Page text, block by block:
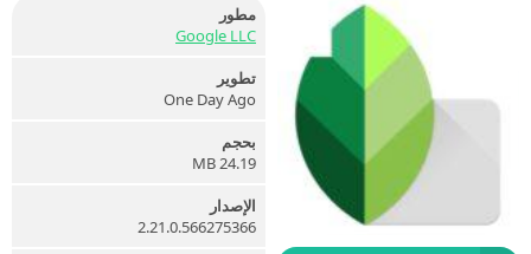
مطور
Google LLC
تطوير
One Day Ago
بحجم
24.19 MB
الإصدار
2.21.0.566275366